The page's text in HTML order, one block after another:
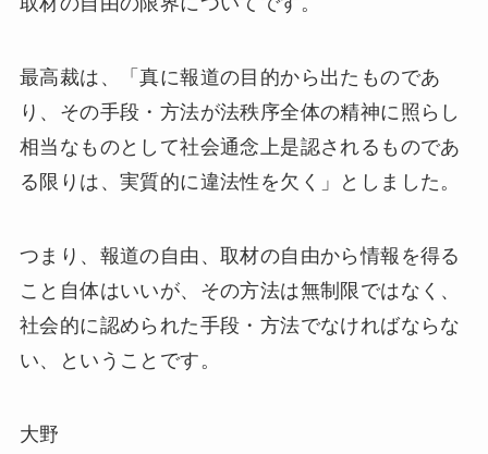
最高裁は、「真に報道の目的から出たものであ
り、その手段・方法が法秩序全体の精神に照らし
相当なものとして社会通念上是認されるものであ
る限りは、実質的に違法性を欠く」としました。
つまり、報道の自由、取材の自由から情報を得る
こと自体はいいが、その方法は無制限ではなく、
社会的に認められた手段・方法でなければならな
い、ということです。
大野